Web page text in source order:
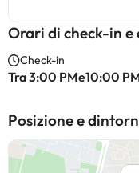
Orari di check-in e
Check-in
Tra 3:00 PMe10:00
Posizione e